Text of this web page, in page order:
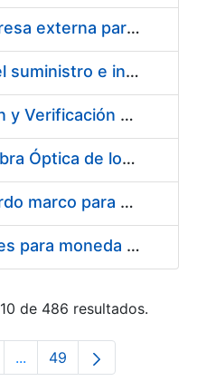
Servicios de una empresa externa para el asesoramiento y resolución de los recursos de alzada que se presentan relacionados con procesos de selección para la FNMT-RCM
Acuerdo marco para el suministro e instalación de persianas, estores y otros complementos
Servicio de Calibración y Verificación Externa de los Equipos de Medición del Servicio de Prevención de la FNMT-RCM
Conexión mediante Fibra Óptica de los Centros de Proceso de Datos (CPDs) de las sedes de la FNMT-RCM de Burgos y Madrid
Contratación de acuerdo marco para el Suministro de Material de Electricidad para la Fábrica Nacional de Moneda y Timbre-Real Casa de la Moneda en su centro de trabajo de Burgos
Suministro de estuches para moneda de 30 €
de 486 resultados.
...Páxinas intermedias Use
Páxina
49